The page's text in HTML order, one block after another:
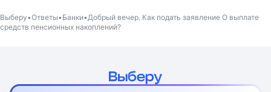
Выберу Ответы Банки Добрый вечер. Как подать заявление О выплате
средств пенсионных накоплений?